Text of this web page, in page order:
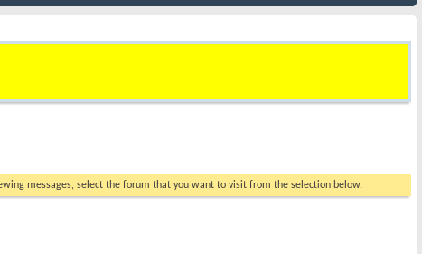
messages, select the forum that you want to visit from the selection below.